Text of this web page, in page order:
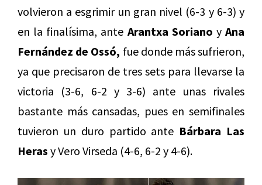
volvieron a esgrimir un gran nivel (6-3 y 6-3) y
en la finalísima, ante Arantxa Soriano yAna
Fernández de Ossó, fue donde más sufrieron,
ya que precisaron de tres sets para llevarse la
victoria (3-6, 6-2 y 3-6) ante unas rivales
bastante más cansadas, pues en semifinales
tuvieron un duro partido ante Bárbara Las
Heras y Vero Virseda (4-6, 6-2 y 4-6).